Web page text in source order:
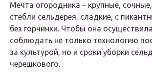
Мечта огородника – крупные,
стебли сельдерея, сладкие, с
без горчинки. Чтобы она
соблюдать не только технологию
за культурой, но и сроки уборки
черешкового.